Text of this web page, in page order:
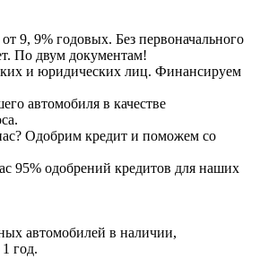
9, 9% годовых. Без первоначального
По двум документам!
и юридических лиц. Финансируем
автомобиля в качестве
Одобрим кредит и поможем со
95% одобрений кредитов для наших
автомобилей в наличии,
год.